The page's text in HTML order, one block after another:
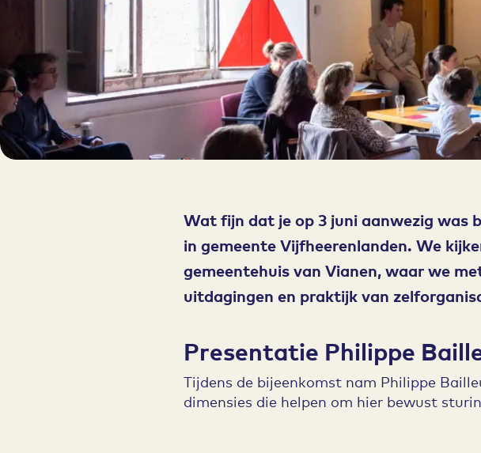
Wat fijn dat je op 3 juni aanwezig was
in gemeente Vijfheerenlanden. We
gemeentehuis van Vianen, waar we
uitdagingen en praktijk van
Presentatie Philippe
Tijdens de bijeenkomst nam Philippe
dimensies die helpen om hier bewust